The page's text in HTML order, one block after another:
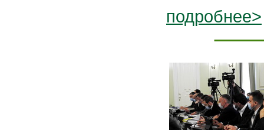
подробнее>